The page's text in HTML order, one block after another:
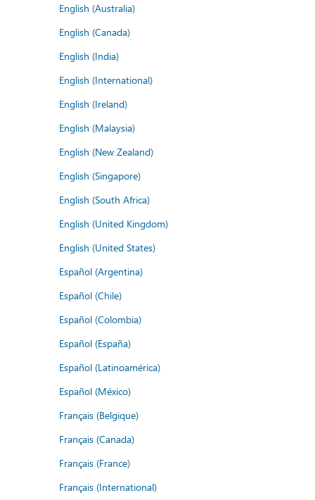
English (Australia)
English (Canada)
English (India)
English (International)
English (Ireland)
English (Malaysia)
English (New Zealand)
English (Singapore)
English (South Africa)
English (United Kingdom)
English (United States)
Español (Argentina)
Español (Chile)
Español (Colombia)
Español (España)
Español (Latinoamérica)
Español (México)
Français (Belgique)
Français (Canada)
Français (France)
Français (International)